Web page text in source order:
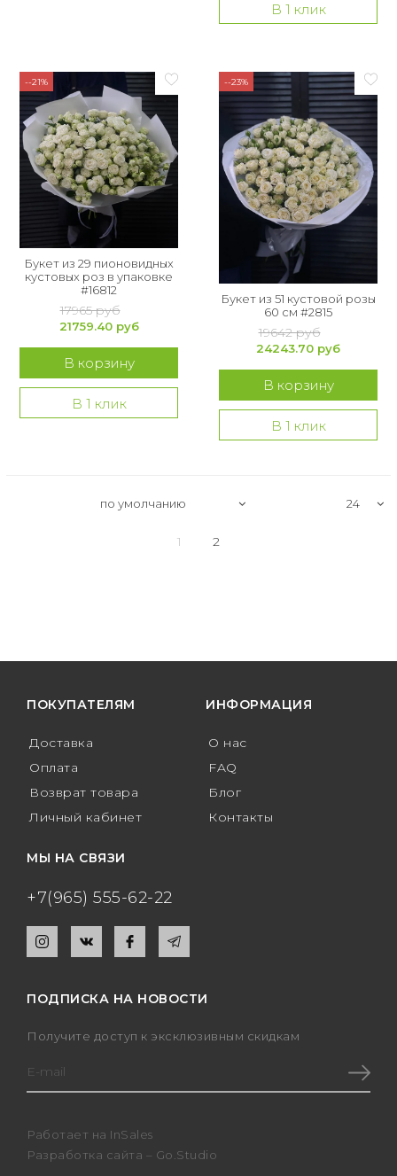
В 1 клик
--21%
Букет из 29 пионовидных
кустовых роз в упаковке
#16812
17965 руб
21759.40 руб
В корзину
В 1 клик
--23%
Букет из 51 кустовой розы
60 см #2815
19642 руб
24243.70 руб
В корзину
В 1 клик
1 2
ПОКУПАТЕЛЯМ
Доставка
Оплата
Возврат товара
Личный кабинет
ИНФОРМАЦИЯ
О нас
FAQ
Блог
Контакты
МЫ НА СВЯЗИ
+7(965) 555-62-22
ПОДПИСКА НА НОВОСТИ
Получите доступ к эксклюзивным скидкам
Работает на InSales
Разработка сайта – Go.Studio